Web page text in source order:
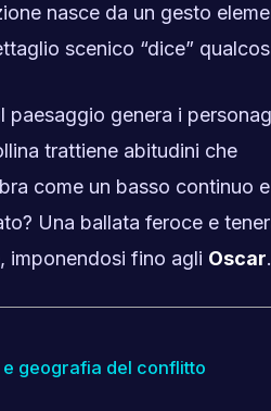
nasce da un gesto
scenico “dice”
genera i
trattiene abitudini che
come un basso continuo
Una ballata feroce e
imponendosi fino agli Oscar.
geografia del conflitto